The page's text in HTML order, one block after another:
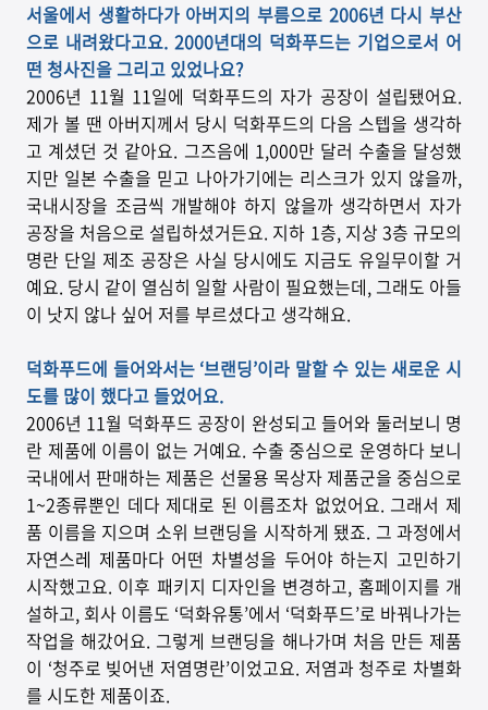
서울에서 생활하다가 아버지의 부름으로 2006년 다시 부산
으로 내려왔다고요. 2000년대의 덕화푸드는 기업으로서 어
떤 청사진을 그리고 있었나요?
2006년 11월 11일에 덕화푸드의 자가 공장이 설립됐어요.
제가 볼 땐 아버지께서 당시 덕화푸드의 다음 스텝을 생각하
고 계셨던 것 같아요. 그즈음에 1,000만 달러 수출을 달성했
지만 일본 수출을 믿고 나아가기에는 리스크가 있지 않을까,
국내시장을 조금씩 개발해야 하지 않을까 생각하면서 자가
공장을 처음으로 설립하셨거든요. 지하 1층, 지상 3층 규모의
명란 단일 제조 공장은 사실 당시에도 지금도 유일무이할 거
예요. 당시 같이 열심히 일할 사람이 필요했는데, 그래도 아들
이 낫지 않나 싶어 저를 부르셨다고 생각해요.
덕화푸드에 들어와서는 ‘브랜딩’이라 말할 수 있는 새로운 시
도를 많이 했다고 들었어요.
2006년 11월 덕화푸드 공장이 완성되고 들어와 둘러보니 명
란 제품에 이름이 없는 거예요. 수출 중심으로 운영하다 보니
국내에서 판매하는 제품은 선물용 목상자 제품군을 중심으로
1~2종류뿐인 데다 제대로 된 이름조차 없었어요. 그래서 제
품 이름을 지으며 소위 브랜딩을 시작하게 됐죠. 그 과정에서
자연스레 제품마다 어떤 차별성을 두어야 하는지 고민하기
시작했고요. 이후 패키지 디자인을 변경하고, 홈페이지를 개
설하고, 회사 이름도 ‘덕화유통’에서 ‘덕화푸드’로 바꿔나가는
작업을 해갔어요. 그렇게 브랜딩을 해나가며 처음 만든 제품
이 ‘청주로 빚어낸 저염명란’이었고요. 저염과 청주로 차별화
를 시도한 제품이죠.